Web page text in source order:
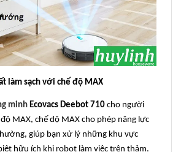
làm sạch với chế độ MAX
minh Ecovacs Deebot 710 cho người
MAX, chế dộ MAX cho phép nâng lực
giúp bạn xử lý những khu vực
hữu ích khi robot làm việc trên thảm.